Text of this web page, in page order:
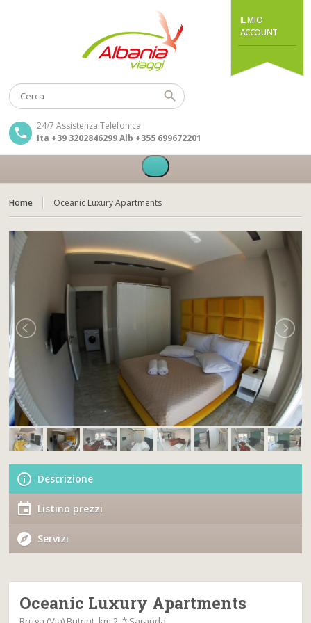
IL MIO
ACCOUNT
24/7 Assistenza Telefonica
Ita +39 3202846299 Alb +355 699672201
Home Oceanic Luxury Apartments
Descrizione
Listino prezzi
Servizi
Oceanic Luxury Apartments